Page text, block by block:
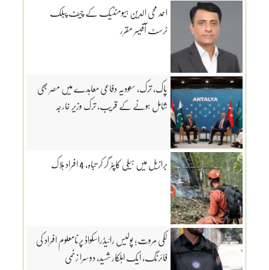
احمد محی الدین ہیومنٹیک کے چیف پبلک
ٹرسٹ آفیسر مقرر
پاک، ترک، سعودیہ دفاعی معاہدے میں مصر بھی
شامل ہونے کے قریب، ترک وزیر خارجہ
برازیل میں ہیلی کاپٹر گر کر تباہ، 4 افراد ہلاک
لکی مروت؛ پولیس رائیڈراسکواڈ پرنامعلوم افراد کی
فائرنگ، ایک اہلکار شہید، دوسرا زخمی